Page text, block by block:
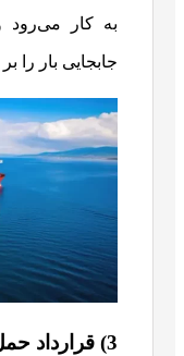
به کار
جابجایی بار را
3) قرارداد حمل کانتینری